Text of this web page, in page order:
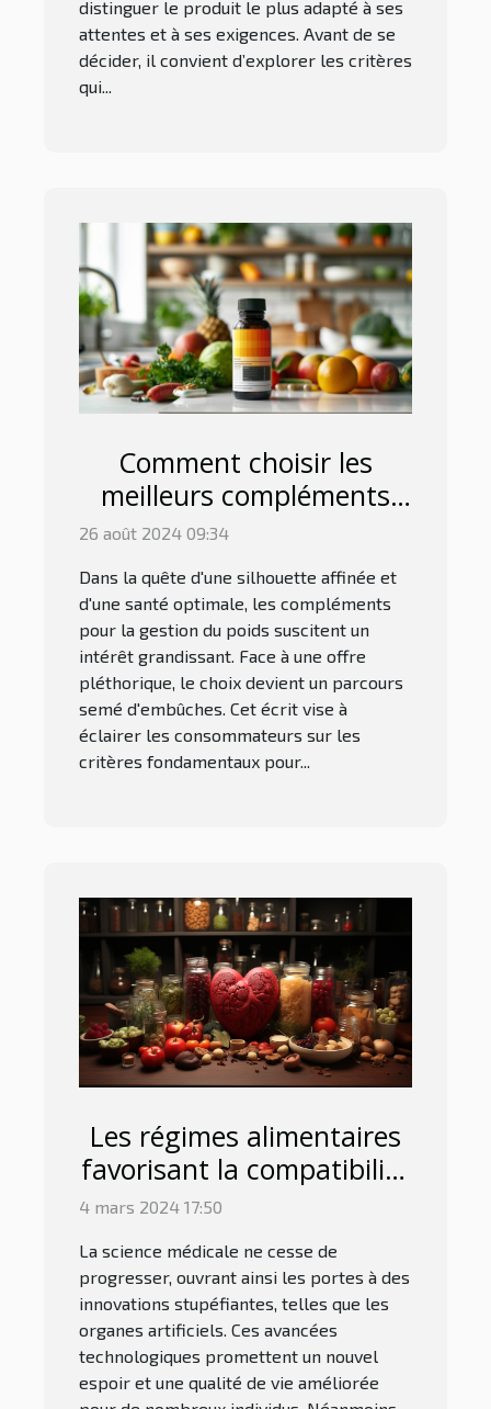
distinguer le produit le plus adapté à ses
attentes et à ses exigences. Avant de se
décider, il convient d’explorer les critères
qui...
Comment choisir les
meilleurs compléments
pour la gestion du poids
26 août 2024 09:34
Dans la quête d'une silhouette affinée et
d'une santé optimale, les compléments
pour la gestion du poids suscitent un
intérêt grandissant. Face à une offre
pléthorique, le choix devient un parcours
semé d'embûches. Cet écrit vise à
éclairer les consommateurs sur les
critères fondamentaux pour...
Les régimes alimentaires
favorisant la compatibilité
avec les organes artificiels
4 mars 2024 17:50
La science médicale ne cesse de
progresser, ouvrant ainsi les portes à des
innovations stupéfiantes, telles que les
organes artificiels. Ces avancées
technologiques promettent un nouvel
espoir et une qualité de vie améliorée